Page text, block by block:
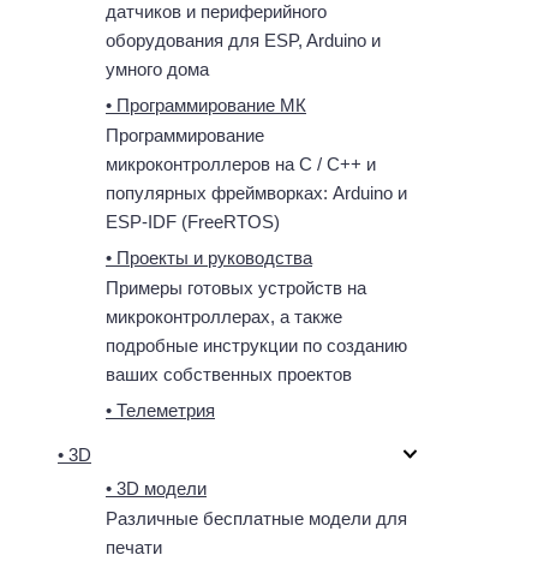
датчиков и периферийного
оборудования для ESP, Arduino и
умного дома
• Программирование МК
Программирование
микроконтроллеров на C / C++ и
популярных фреймворках: Arduino и
ESP-IDF (FreeRTOS)
• Проекты и руководства
Примеры готовых устройств на
микроконтроллерах, а также
подробные инструкции по созданию
ваших собственных проектов
• Телеметрия
• 3D
• 3D модели
Различные бесплатные модели для
печати